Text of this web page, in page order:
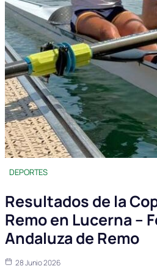
DEPORTES
Resultados de la
Remo en Lucerna –
Andaluza de Remo
28 Junio 2026